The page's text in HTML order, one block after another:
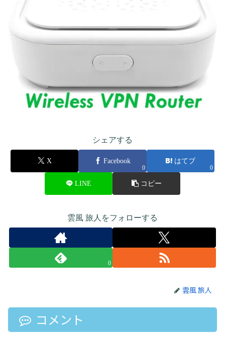
シェアする
X Facebook
0
はてブ
0
LINE コピー
雲風 旅人をフォローする
0
雲風 旅人
コメント